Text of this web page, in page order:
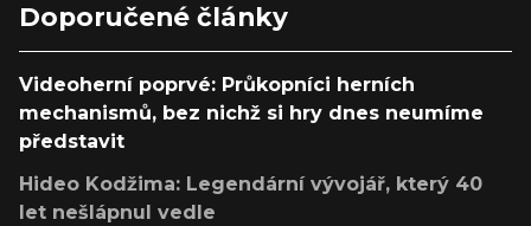
Doporučené články
Videoherní poprvé: Průkopníci herních
mechanismů, bez nichž si hry dnes neumíme
představit
Hideo Kodžima: Legendární vývojář, který 40
let nešlápnul vedle